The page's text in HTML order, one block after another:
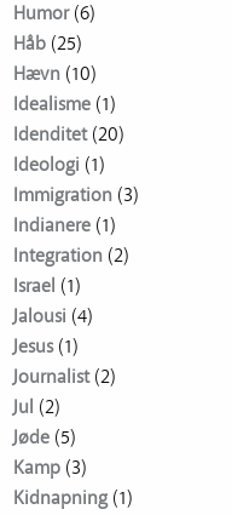
Humor(6)
Håb (25)
Hævn (10)
Idealisme (1)
Idenditet(20)
Ideologi (1)
Immigration (3)
Indianere (1)
Integration (2)
Israel (1)
Jalousi (4)
Jesus(1)
Journalist(2)
Jul (2)
Jøde (5)
Kamp (3)
Kidnapning(1)